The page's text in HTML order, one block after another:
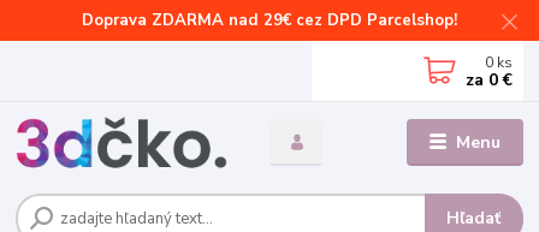
Doprava ZDARMA nad 29€ cez DPD Parcelshop!
Menu
Hľadať
0 ks
za 0 €